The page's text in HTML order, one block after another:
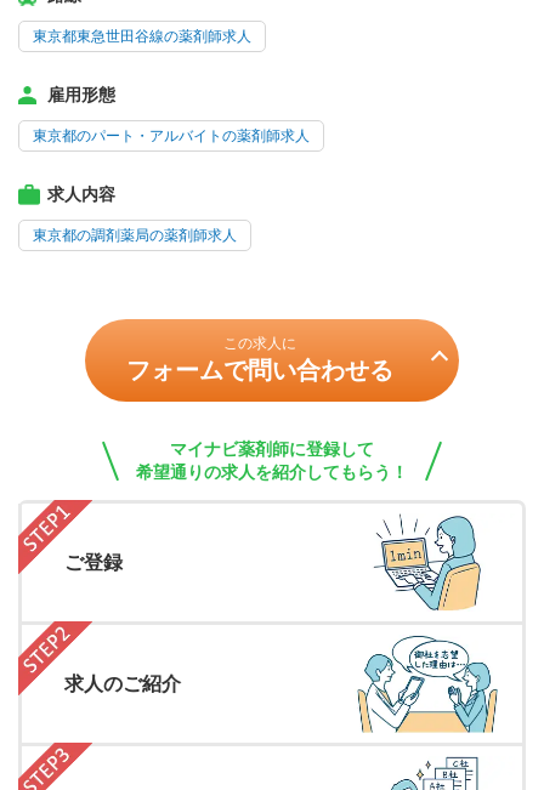
東京都東急世田谷線の薬剤師求人
雇用形態
東京都のパート・アルバイトの薬剤師求人
求人内容
東京都の調剤薬局の薬剤師求人
この求人に
フォームで問い合わせる
マイナビ薬剤師に登録して
希望通りの求人を紹介してもらう！
ご登録
求人のご紹介